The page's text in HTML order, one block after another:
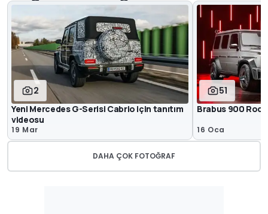
2
Yeni Mercedes G-Serisi Cabrio için tanıtım
videosu
19 Mar
51
Brabus 900
16 Oca
DAHA ÇOK FOTOĞRAF